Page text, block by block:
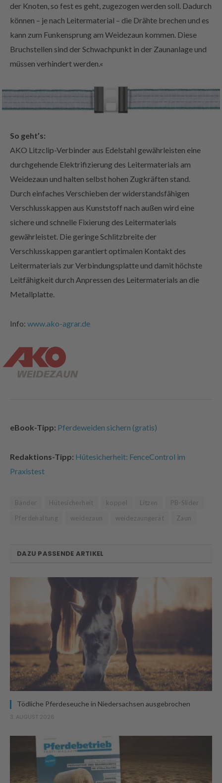
der Knoten, so fest es geht, zugezogen werden soll. Dadurch
können – je nach Leitermaterial – die Drähte brechen und es
kann zum Funkensprung am Weidezaun kommen. Diese
Bruchstellen sind der Schwachpunkt in der Zaunanlage und
müssen verhindert werden.«
So geht’s:
AKO Litzclip-Verbinder aus Edelstahl gewährleisten eine
durchgehende Elektrifizierung des Leitermaterials am
Weidezaun und halten selbst hohen Zugkräften stand.
Durch einfaches Verschieben der widerstandsfähigen
Verschlusskappen aus Kunststoff nach außen wird eine
sichere und schnelle Fixierung des Leitermaterials
gewährleistet. Die geringe Schlitzbreite der
Verschlusskappen garantiert optimalen Kontakt des
Leitermaterials zur Verbindungsplatte und damit höchste
Leitfähigkeit durch Anpressen des Leitermaterials an die
Metallplatte.
Info: www.ako-agrar.de
eBook-Tipp: Pferdeweiden sichern (gratis)
Redaktions-Tipp: Hütesicherheit: FenceControl im
Praxistest
Bänder Hütesicherheit koppel Litzen
PB-Slider
Pferdehaltung
weidezaun weidezaungerät Zaun
DAZU PASSENDE ARTIKEL
Tödliche Pferdeseuche in Niedersachsen ausgebrochen
3. AUGUST 2026